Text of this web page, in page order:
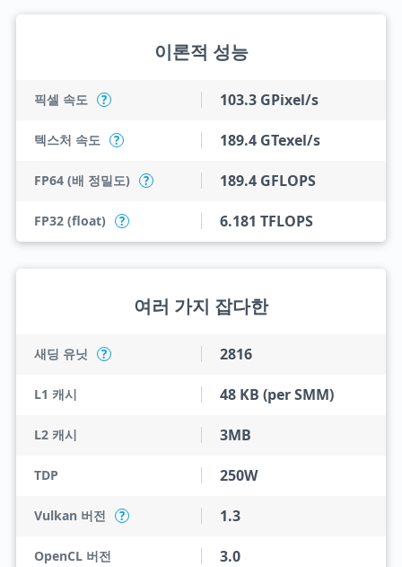
이론적 성능
픽셀 속도 ? 103.3 GPixel/s
텍스처 속도 ? 189.4 GTexel/s
FP64 (배 정밀도) ? 189.4 GFLOPS
FP32 (float) ? 6.181 TFLOPS
여러 가지 잡다한
새딩 유닛 ? 2816
L1 캐시 48 KB (per SMM)
L2 캐시 3MB
TDP 250W
Vulkan 버전 ? 1.3
OpenCL 버전 3.0